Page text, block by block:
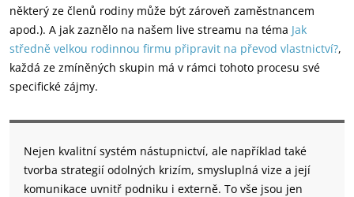
některý ze členů rodiny může být zároveň zaměstnancem
apod.). A jak zaznělo na našem live streamu na téma Jak
středně velkou rodinnou firmu připravit na převod vlastnictví?,
každá ze zmíněných skupin má v rámci tohoto procesu své
specifické zájmy.
Nejen kvalitní systém nástupnictví, ale například také
tvorba strategií odolných krizím, smysluplná vize a její
komunikace uvnitř podniku i externě. To vše jsou jen